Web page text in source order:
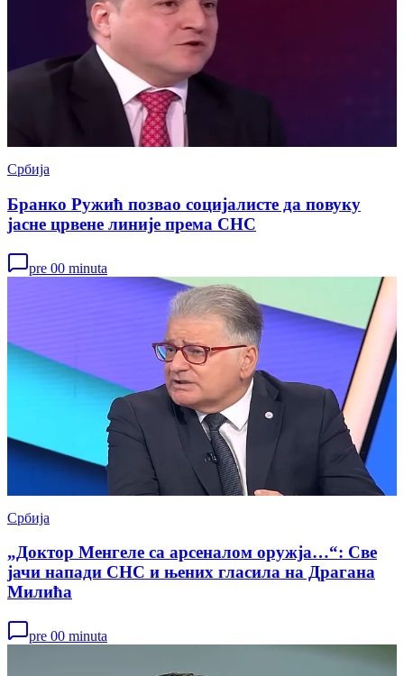
Србија
Бранко Ружић позвао социјалисте да повуку
јасне црвене линије према СНС
pre 00 minuta
Србија
„Доктор Менгеле са арсеналом оружја…“: Све
јачи напади СНС и њених гласила на Драгана
Милића
pre 00 minuta